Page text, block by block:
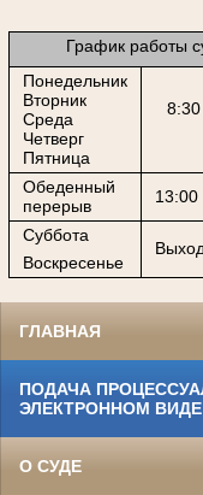
График работы
Понедельник
Вторник
Среда
Четверг
Пятница
Обеденный
перерыв
13:00
Суббота
Воскресенье
ГЛАВНАЯ
ПОДАЧА
ЭЛЕКТРОННОМ ВИДЕ
О СУДЕ